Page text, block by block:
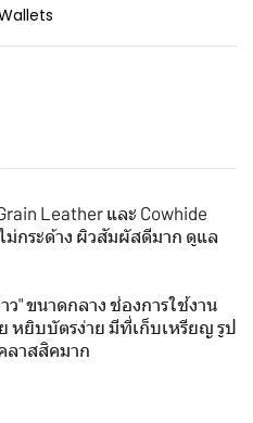
Leather และ Cowhide
กระด้าง ผิวสัมผัสดีมาก ดูแล
" ขนาดกลาง ช่องการใช้งาน
หยิบบัตรง่าย มีที่เก็บเหรียญ รูป
ลาสสิคมาก